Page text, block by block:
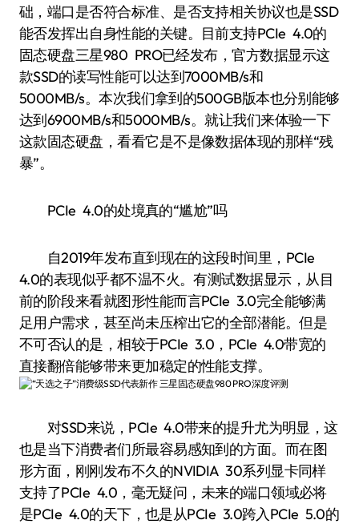
础，端口是否符合标准、是否支持相关协议也是SSD
能否发挥出自身性能的关键。目前支持PCIe 4.0的
固态硬盘三星980 PRO已经发布，官方数据显示这
款SSD的读写性能可以达到7000MB/s和
5000MB/s。本次我们拿到的500GB版本也分别能够
达到6900MB/s和5000MB/s。就让我们来体验一下
这款固态硬盘，看看它是不是像数据体现的那样“残
暴”。
PCIe 4.0的处境真的“尴尬”吗
自2019年发布直到现在的这段时间里，PCIe
4.0的表现似乎都不温不火。有测试数据显示，从目
前的阶段来看就图形性能而言PCIe 3.0完全能够满
足用户需求，甚至尚未压榨出它的全部潜能。但是
不可否认的是，相较于PCIe 3.0，PCIe 4.0带宽的
直接翻倍能够带来更加稳定的性能支撑。
对SSD来说，PCIe 4.0带来的提升尤为明显，这
也是当下消费者们所最容易感知到的方面。而在图
形方面，刚刚发布不久的NVIDIA 30系列显卡同样
支持了PCIe 4.0，毫无疑问，未来的端口领域必将
是PCIe 4.0的天下，也是从PCIe 3.0跨入PCIe 5.0的